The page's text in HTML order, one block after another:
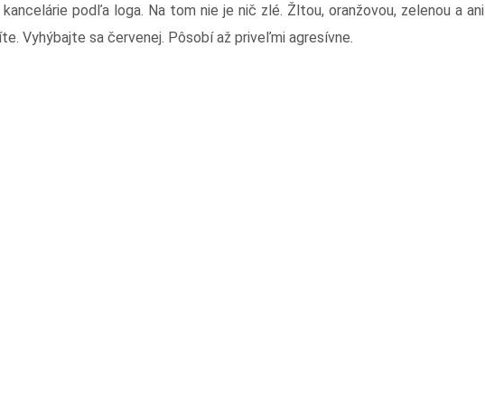
podľa loga. Na tom nie je nič zlé. Žltou, oranžovou, zelenou a ani
Vyhýbajte sa červenej. Pôsobí až priveľmi agresívne.